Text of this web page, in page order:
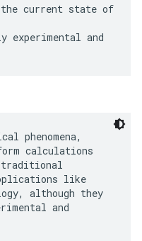
the current state of
and
phenomena,
calculations
traditional
like
although they
and